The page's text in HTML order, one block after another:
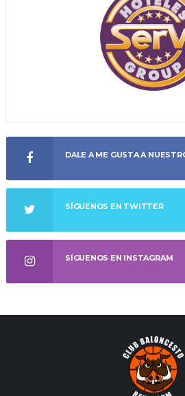
DALE A ME GUSTA A
SÍGUENOS EN TWITTER
SÍGUENOS EN INSTAGRAM